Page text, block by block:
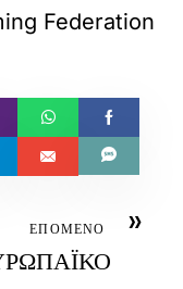
Federation
»
ΕΠΟΜΕΝΟ